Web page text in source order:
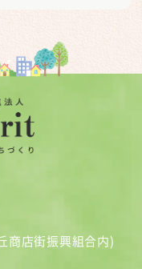
商店街振興組合内)